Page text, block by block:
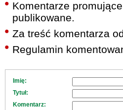
Komentarze
publikowane.
Za treść komentarza
Regulamin
Imię:
Tytuł:
Komentarz: